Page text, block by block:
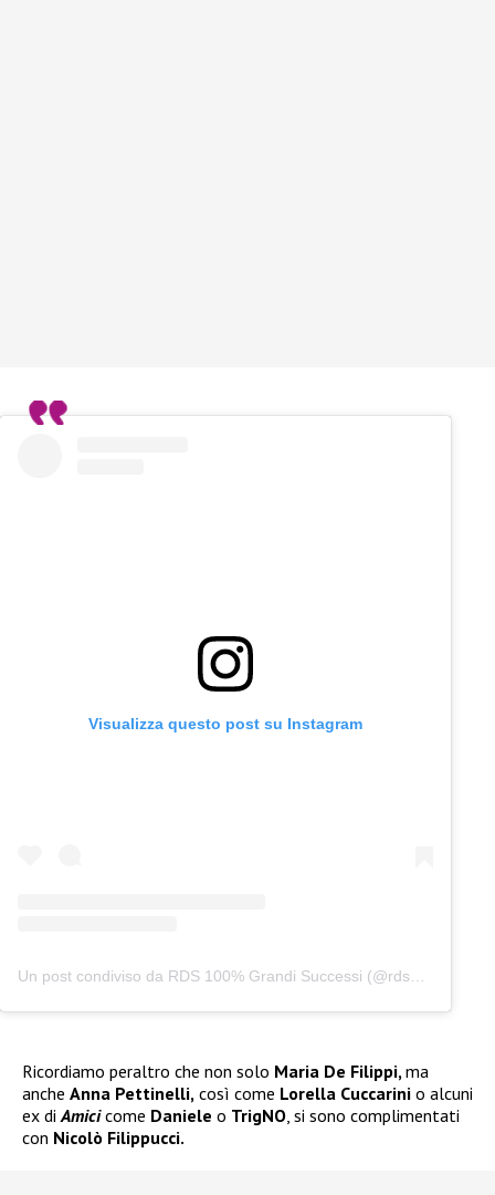
Visualizza questo post su Instagram
Ricordiamo peraltro che non solo Maria De Filippi,ma
anche Anna Pettinelli, così come Lorella Cuccarini o alcuni
ex diAmicicome Daniele o TrigNO, si sono complimentati
con Nicolò Filippucci.